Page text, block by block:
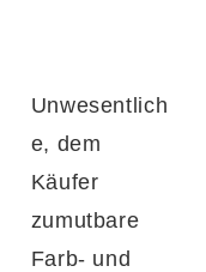
Unwesentlich
e, dem
Käufer
zumutbare
Farb- und